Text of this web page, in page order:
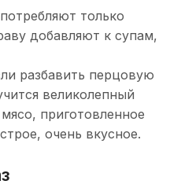
только
добавляют к супам,
разбавить перцовую
великолепный
приготовленное
очень вкусное.